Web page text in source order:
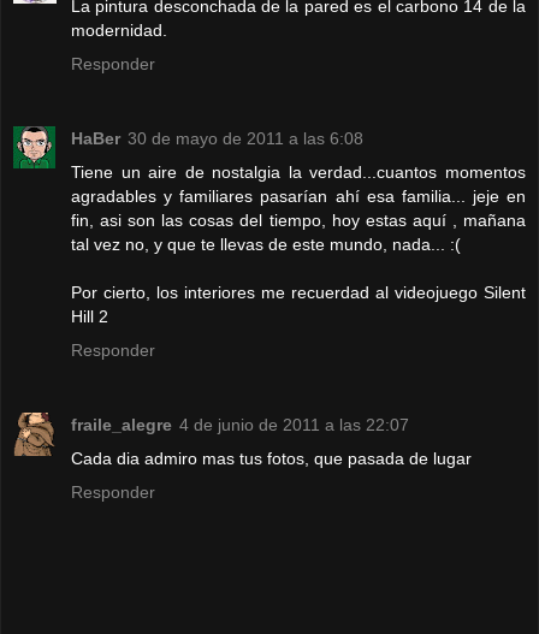
La pintura desconchada de la pared es el carbono 14 de la
modernidad.
Responder
HaBer 30 de mayo de 2011 a las 6:08
Tiene un aire de nostalgia la verdad...cuantos momentos
agradables y familiares pasarían ahí esa familia... jeje en
fin, asi son las cosas del tiempo, hoy estas aquí , mañana
tal vez no, y que te llevas de este mundo, nada... :(
Por cierto, los interiores me recuerdad al videojuego Silent
Hill 2
Responder
fraile_alegre 4 de junio de 2011 a las 22:07
Cada dia admiro mas tus fotos, que pasada de lugar
Responder